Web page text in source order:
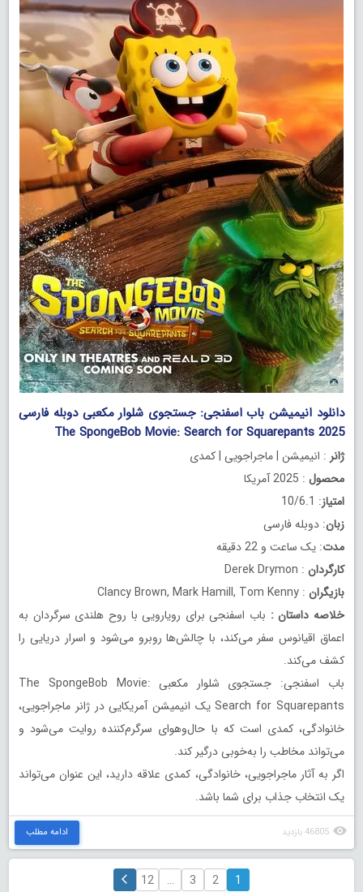
دانلود انیمیشن باب اسفنجی: جستجوی شلوار مکعبی دوبله فارسی
The SpongeBob Movie: Search for Squarepants 2025
ژانر : انیمیشن | ماجراجویی | کمدی
محصول : 2025 آمریکا
امتیاز: 10/6.1
زبان: دوبله فارسی
مدت: یک ساعت و 22 دقیقه
کارگردان : Derek Drymon
بازیگران : Clancy Brown, Mark Hamill, Tom Kenny
خلاصه داستان : باب اسفنجی برای رویارویی با روح هلندی سرگردان به
اعماق اقیانوس سفر می‌کند، با چالش‌ها روبرو می‌شود و اسرار دریایی را
کشف می‌کند.
باب اسفنجی: جستجوی شلوار مکعبی The SpongeBob Movie:
Search for Squarepants یک انیمیشن آمریکایی در ژانر ماجراجویی،
خانوادگی، کمدی است که با حال‌وهوای سرگرم‌کننده روایت می‌شود و
می‌تواند مخاطب را به‌خوبی درگیر کند.
اگر به آثار ماجراجویی، خانوادگی، کمدی علاقه دارید، این عنوان می‌تواند
یک انتخاب جذاب برای شما باشد.
46805 بازدید ادامه مطلب
1
2
3
…
12